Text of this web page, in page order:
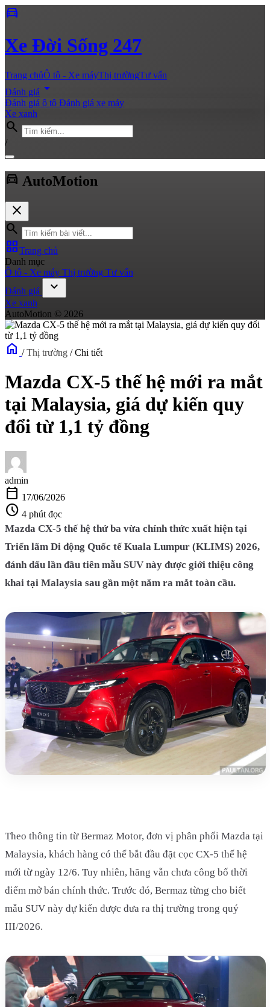
directions_car
Xe Đời Sống 247
Trang chủÔ tô - Xe máyThị trườngTư vấn
Đánh giá arrow_drop_down
Đánh giá ô tô Đánh giá xe máy
Xe xanh
search
/
directions_car AutoMotion
close
search
grid_viewTrang chủ
Danh mục
Ô tô - Xe máy Thị trường Tư vấn
Đánh giá
expand_more
Xe xanh
AutoMotion © 2026
home / Thị trường / Chi tiết
Mazda CX-5 thế hệ mới ra mắt
tại Malaysia, giá dự kiến quy
đổi từ 1,1 tỷ đồng
admin
calendar_today 17/06/2026
schedule 4 phút đọc
Mazda CX-5 thế hệ thứ ba vừa chính thức xuất hiện tại
Triển lãm Di động Quốc tế Kuala Lumpur (KLIMS) 2026,
đánh dấu lần đầu tiên mẫu SUV này được giới thiệu công
khai tại Malaysia sau gần một năm ra mắt toàn cầu.
Theo thông tin từ Bermaz Motor, đơn vị phân phối Mazda tại
Malaysia, khách hàng có thể bắt đầu đặt cọc CX-5 thế hệ
mới từ ngày 12/6. Tuy nhiên, hãng vẫn chưa công bố thời
điểm mở bán chính thức. Trước đó, Bermaz từng cho biết
mẫu SUV này dự kiến được đưa ra thị trường trong quý
III/2026.